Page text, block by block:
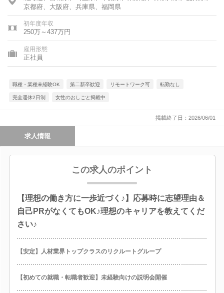
京都府、大阪府、兵庫県、福岡県
初年度年収
250万～437万円
雇用形態
正社員
職種・業種未経験OK 第二新卒歓迎 リモートワーク可 転勤なし
完全週休2日制 女性のおしごと掲載中
掲載終了日：2026/06/01
求人情報
この求人のポイント
【理想の働き方に一歩近づく♪】応募時に志望理由＆
自己PRがなくてもOK♪理想のキャリアを教えてくだ
さい♪
【安定】人材業界トップクラスのリクルートグループ
【初めての就職・転職者歓迎】未経験向けの説明会開催